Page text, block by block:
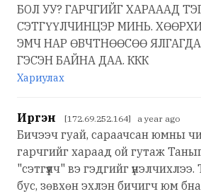
БОЛ УУ? ГАРЧГИЙГ ХАРАААД
СЭТГҮҮЛЧИНЦЭР МИНЬ.
ЭМЧ НАР ӨВЧТНӨӨСӨӨ
ГЭСЭН БАЙНА ДАА. ККК
Хариулах
Иргэн [172.69.252.164] a year ago
Бичээч гуай, сараачсан юмны
гарчгийг хараад ой гутаж
"сэтгүүлч" вэ гэдгийг
бус, зөвхөн эхлэн бичигч юм